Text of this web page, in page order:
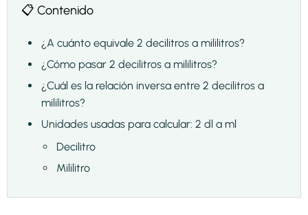
📋 Contenido
¿A cuánto equivale 2 decilitros a mililitros?
¿Cómo pasar 2 decilitros a mililitros?
¿Cuál es la relación inversa entre 2 decilitros a
mililitros?
Unidades usadas para calcular: 2 dl a ml
Decilitro
Mililitro